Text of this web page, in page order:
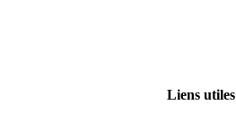
Liens utiles